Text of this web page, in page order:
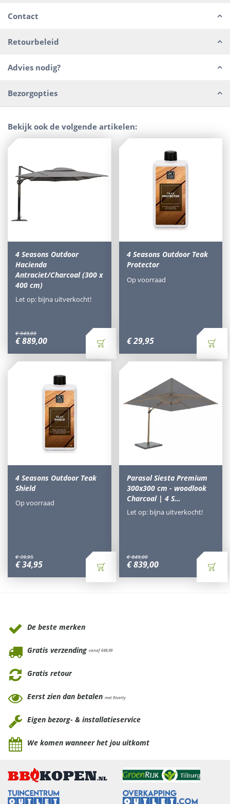
Contact
Retourbeleid
Advies nodig?
Bezorgopties
Bekijk ook de volgende artikelen:
4 Seasons Outdoor
Hacienda
Antraciet/Charcoal (300 x
400 cm)
€ 949,00
€889,00
Let op: bijna uitverkocht!
4 Seasons Outdoor Teak
Protector
€29,95
Op voorraad
4 Seasons Outdoor Teak
Shield
€ 39,95
€34,95
Op voorraad
Parasol Siesta Premium
300x300 cm - woodlook
Charcoal | 4 S…
€ 849,00
€ 839,00
Let op: bijna uitverkocht!
De beste merken
Gratis verzending vanaf €49,99
Gratis retour
Eerst zien dan betalen met Riverty
Eigen bezorg- & installatieservice
We komen wanneer het jou uitkomt